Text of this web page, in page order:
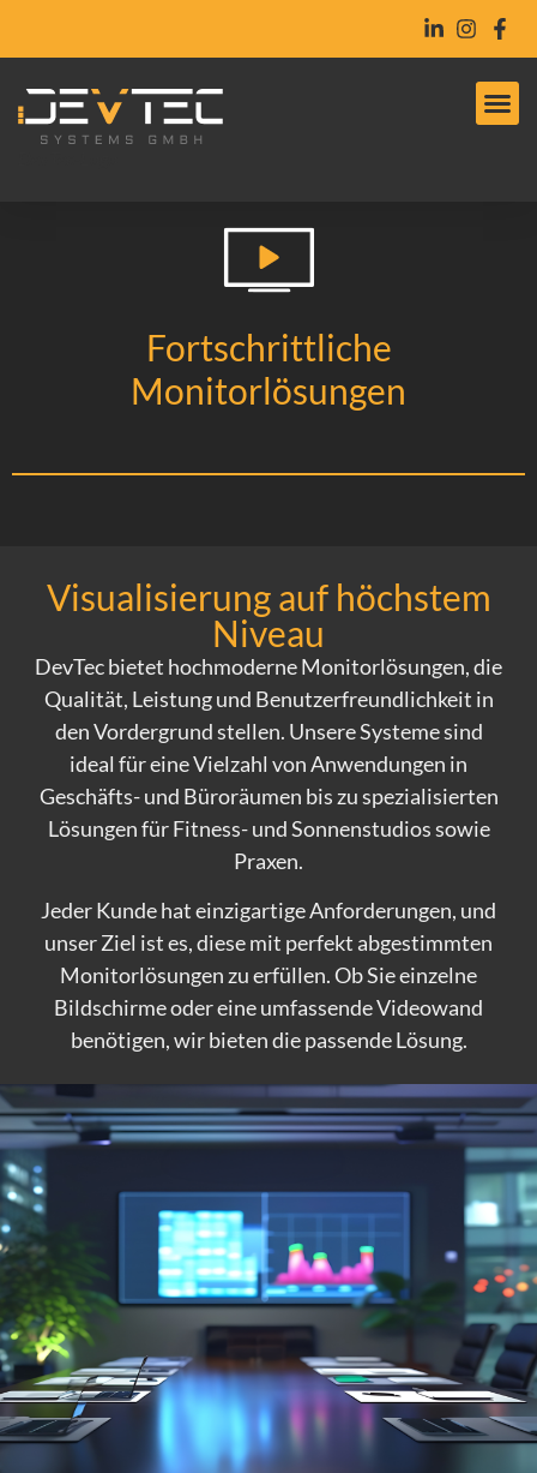
Fortschrittliche
Monitorlösungen
Visualisierung auf höchstem
Niveau
DevTec bietet hochmoderne Monitorlösungen, die
Qualität, Leistung und Benutzerfreundlichkeit in
den Vordergrund stellen. Unsere Systeme sind
ideal für eine Vielzahl von Anwendungen in
Geschäfts- und Büroräumen bis zu spezialisierten
Lösungen für Fitness- und Sonnenstudios sowie
Praxen.
Jeder Kunde hat einzigartige Anforderungen, und
unser Ziel ist es, diese mit perfekt abgestimmten
Monitorlösungen zu erfüllen. Ob Sie einzelne
Bildschirme oder eine umfassende Videowand
benötigen, wir bieten die passende Lösung.